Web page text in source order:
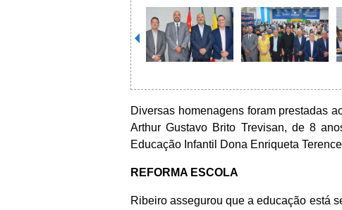
Diversas homenagens foram prestadas
Arthur Gustavo Brito Trevisan, de 8
Educação Infantil Dona Enriqueta
REFORMA ESCOLA
Ribeiro assegurou que a educação está